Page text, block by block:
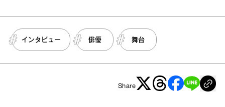
インタビュー 俳優 舞台
Share